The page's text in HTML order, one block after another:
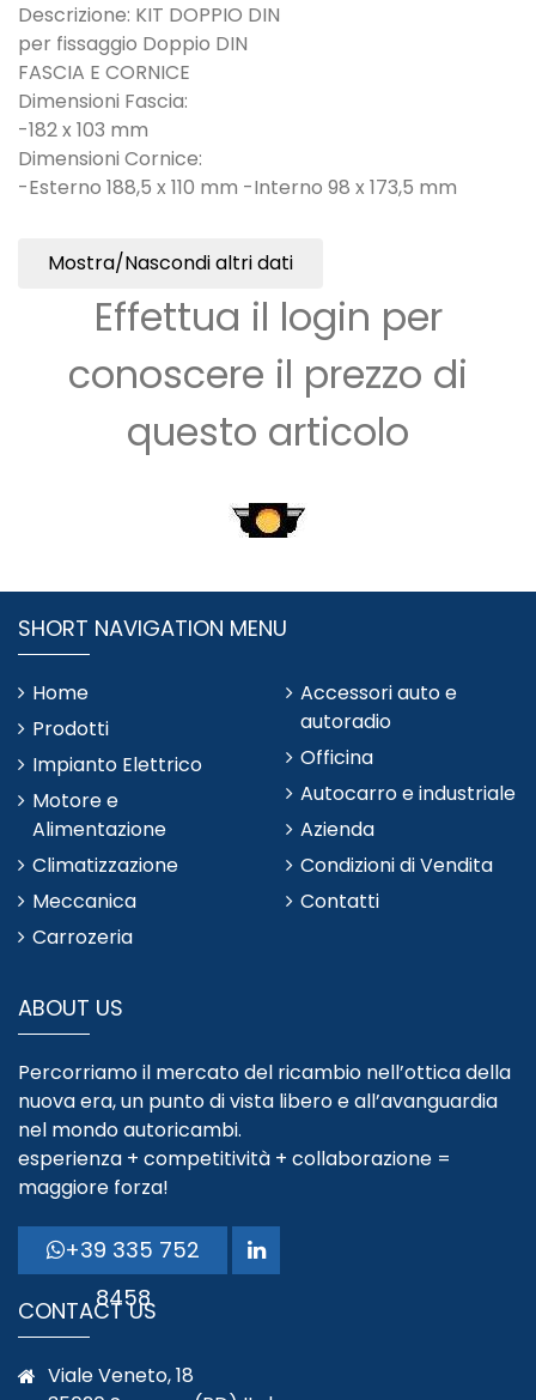
Descrizione: KIT DOPPIO DIN
per fissaggio Doppio DIN
FASCIA E CORNICE
Dimensioni Fascia:
-182 x 103 mm
Dimensioni Cornice:
-Esterno 188,5 x 110 mm -Interno 98 x 173,5 mm
Mostra/Nascondi altri dati
Effettua il login per
conoscere il prezzo di
questo articolo
SHORT NAVIGATION MENU
Home
Prodotti
Impianto Elettrico
Motore e
Alimentazione
Climatizzazione
Meccanica
Carrozeria
Accessori auto e
autoradio
Officina
Autocarro e industriale
Azienda
Condizioni di Vendita
Contatti
ABOUT US
Percorriamo il mercato del ricambio nell’ottica della
nuova era, un punto di vista libero e all’avanguardia
nel mondo autoricambi.
esperienza + competitività + collaborazione =
maggiore forza!
+39 335 752
8458
CONTACT US
Viale Veneto, 18